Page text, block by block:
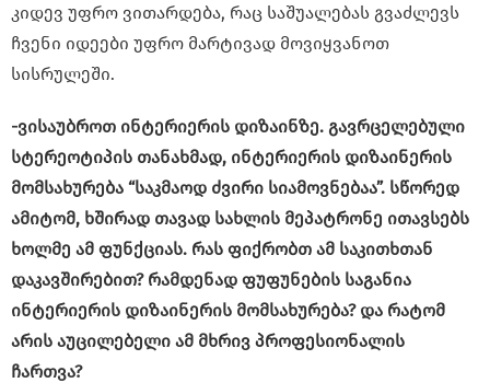
კიდევ უფრო ვითარდება, რაც საშუალებას გვაძლევს
ჩვენი იდეები უფრო მარტივად მოვიყვანოთ
სისრულეში.
-ვისაუბროთ ინტერიერის დიზაინზე. გავრცელებული
სტერეოტიპის თანახმად, ინტერიერის დიზაინერის
მომსახურება “საკმაოდ ძვირი სიამოვნებაა”. სწორედ
ამიტომ, ხშირად თავად სახლის მეპატრონე ითავსებს
ხოლმე ამ ფუნქციას. რას ფიქრობთ ამ საკითხთან
დაკავშირებით? რამდენად ფუფუნების საგანია
ინტერიერის დიზაინერის მომსახურება? და რატომ
არის აუცილებელი ამ მხრივ პროფესიონალის
ჩართვა?